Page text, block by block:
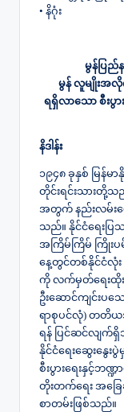
• နိဂုံး
မွန်ပြည်
မွန် လူမျိုးအလို
ရရှိလာသော စီးပွာ
နိဒါန်း
၁၉၄၈ ခုနှစ် မြန်မ
တိုင်းရင်းသားတို့သ
အတွက် နည်းလမ်းပ
သည်။ နိုင်ငံရေးပြ
အကြိမ်ကြိမ် ကြိုးပ
နေ့တွင်တစ်နိုင်ငံလုံ
ကို လက်မှတ်ရေးထို
ဦးဆောင်ကျင်းပသ
ရာစုပင်လုံ) တတိယ
ရန် ပြင်ဆင်လျက်
နိုင်ငံရေးဆွေးနွေ
စီးပွားရေးနှင့်ဘဏ္ဍ
တိုးတက်ရေး အခြ
စာတမ်းဖြစ်သည်။